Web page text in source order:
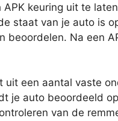
keuring uit te
staat van je auto is
beoordelen. Na een
uit een aantal vaste
je auto beoordeeld
van de